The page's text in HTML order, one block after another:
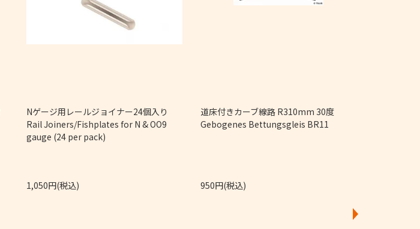
Nゲージ用レールジョイナー24個入り
Rail Joiners/Fishplates for N & OO9
gauge (24 per pack)
1,050円(税込)
道床付きカーブ線路 R310mm 30度
Gebogenes Bettungsgleis BR11
950円(税込)